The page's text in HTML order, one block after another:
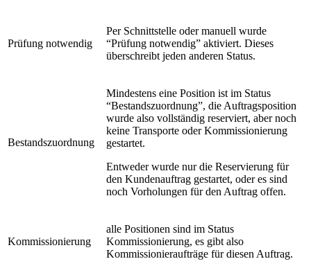
Prüfung notwendig
Per Schnittstelle oder manuell wurde
“Prüfung notwendig” aktiviert. Dieses
überschreibt jeden anderen Status.
Bestandszuordnung
Mindestens eine Position ist im Status
“Bestandszuordnung”, die Auftragsposition
wurde also vollständig reserviert, aber noch
keine Transporte oder Kommissionierung
gestartet.
Entweder wurde nur die Reservierung für
den Kundenauftrag gestartet, oder es sind
noch Vorholungen für den Auftrag offen.
Kommissionierung
alle Positionen sind im Status
Kommissionierung, es gibt also
Kommissionieraufträge für diesen Auftrag.